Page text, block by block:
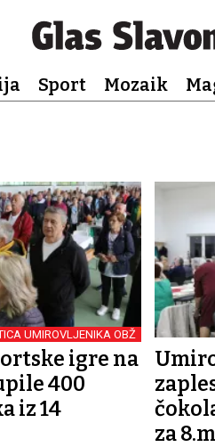
Sport Mozaik
UMIROVLJENIKA OBŽ
igre na
400
iz 14
za